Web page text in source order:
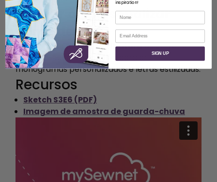
Assinar ou personalizar
obras de arte
Bordar a sua própriaassinaturaou utilizar a
funcionalidadeCaligrafia para criar
monogramas personalizados e letras estilizadas.
Recursos
Sketch S3E6 (PDF)
Imagem de amostra de guarda-chuva
inspiration!
Nome
Correio eletrónico
SIGN UP